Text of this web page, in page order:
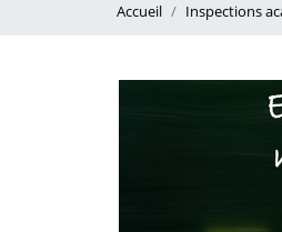
Accueil Inspections